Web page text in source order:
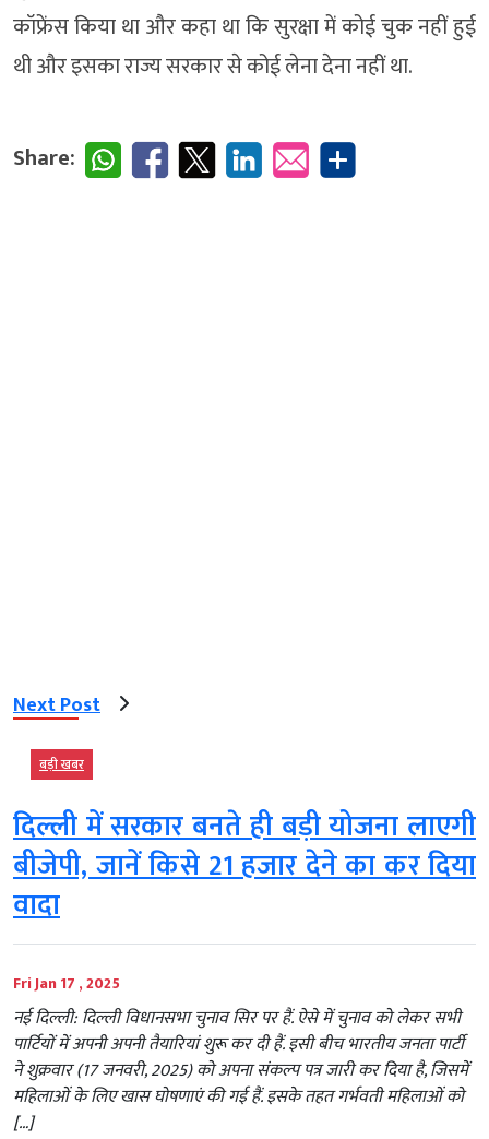
कॉफ्रेंस किया था और कहा था कि सुरक्षा में कोई चुक नहीं हुई
थी और इसका राज्य सरकार से कोई लेना देना नहीं था.
Share:
Next Post
बड़ी खबर
दिल्ली में सरकार बनते ही बड़ी योजना लाएगी
बीजेपी, जानें किसे 21 हजार देने का कर दिया
वादा
Fri Jan 17 , 2025
नई दिल्ली: दिल्ली विधानसभा चुनाव सिर पर हैं. ऐसे में चुनाव को लेकर सभी
पार्टियों में अपनी अपनी तैयारियां शुरू कर दी हैं. इसी बीच भारतीय जनता पार्टी
ने शुक्रवार (17 जनवरी, 2025) को अपना संकल्प पत्र जारी कर दिया है, जिसमें
महिलाओं के लिए खास घोषणाएं की गई हैं. इसके तहत गर्भवती महिलाओं को
[…]